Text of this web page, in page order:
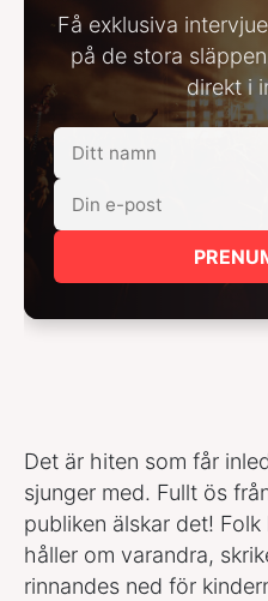
Få exklusiva
på de stora
direkt i
Det är hiten som får
sjunger med. Fullt ös
publiken älskar det!
håller om varandra,
rinnandes ned för